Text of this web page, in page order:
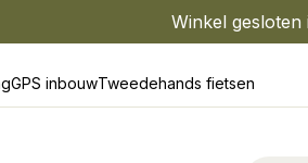
Winkel
GPS inbouwTweedehands fietsen